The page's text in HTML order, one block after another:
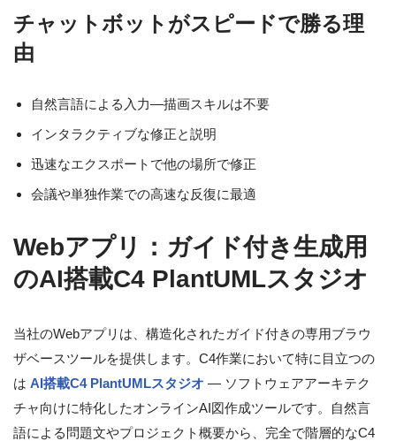
チャットボットがスピードで勝る理
由
自然言語による入力—描画スキルは不要
インタラクティブな修正と説明
迅速なエクスポートで他の場所で修正
会議や単独作業での高速な反復に最適
Webアプリ：ガイド付き生成用
のAI搭載C4 PlantUMLスタジオ
当社のWebアプリは、構造化されたガイド付きの専用ブラウ
ザベースツールを提供します。C4作業において特に目立つの
は AI搭載C4 PlantUMLスタジオ — ソフトウェアアーキテク
チャ向けに特化したオンラインAI図作成ツールです。自然言
語による問題文やプロジェクト概要から、完全で階層的なC4